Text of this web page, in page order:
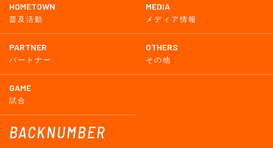
HOMETOWN
普及活動
MEDIA
メディア情報
PARTNER
パートナー
OTHERS
その他
GAME
試合
BACKNUMBER